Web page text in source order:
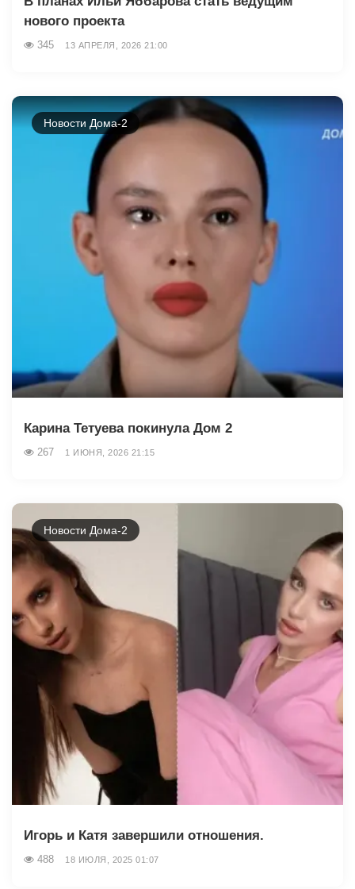
нового проекта
345 13 АПРЕЛЯ, 2026 21:00
Новости Дома-2
Карина Тетуева покинула Дом 2
267 1 ИЮНЯ, 2026 21:15
Новости Дома-2
Игорь и Катя завершили отношения.
488 18 ИЮЛЯ, 2025 01:07